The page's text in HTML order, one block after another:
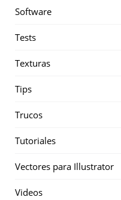
Software
Tests
Texturas
Tips
Trucos
Tutoriales
Vectores para Illustrator
Videos